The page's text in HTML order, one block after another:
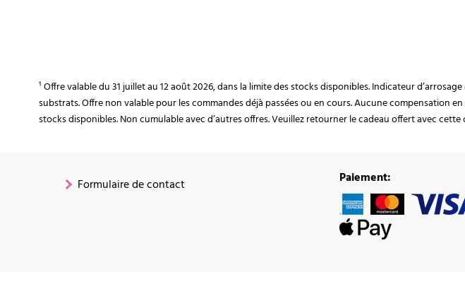
¹ Offre valable du 31 juillet au 12 août 2026, dans la limite des stocks disponibles. Indicateur
substrats. Offre non valable pour les commandes déjà passées ou en cours. Aucune compensation
stocks disponibles. Non cumulable avec d’autres offres. Veuillez retourner le cadeau offert avec
Formulaire de contact Paiement: